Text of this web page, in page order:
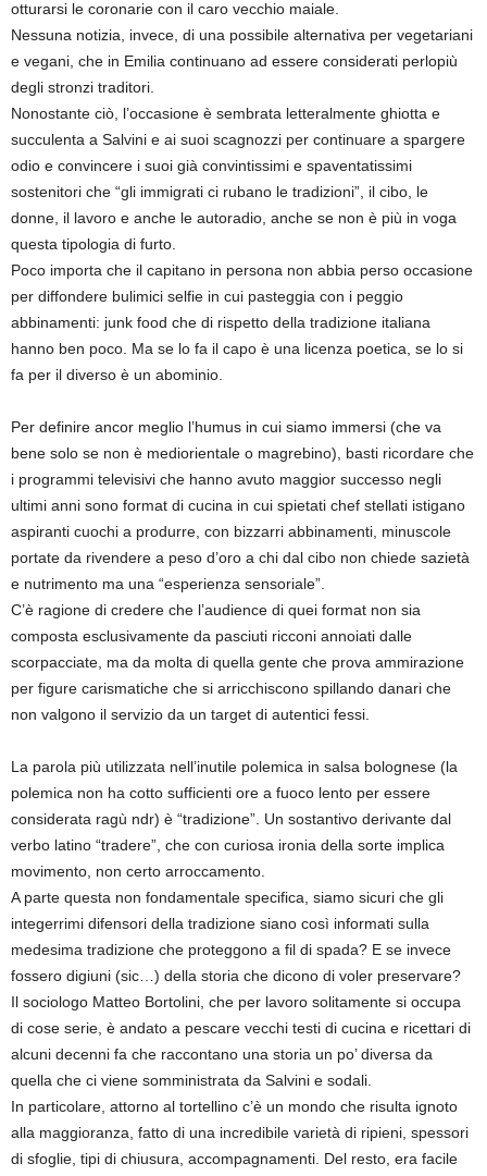
otturarsi le coronarie con il caro vecchio maiale.
Nessuna notizia, invece, di una possibile alternativa per vegetariani
e vegani, che in Emilia continuano ad essere considerati perlopiù
degli stronzi traditori.
Nonostante ciò, l’occasione è sembrata letteralmente ghiotta e
succulenta a Salvini e ai suoi scagnozzi per continuare a spargere
odio e convincere i suoi già convintissimi e spaventatissimi
sostenitori che “gli immigrati ci rubano le tradizioni”, il cibo, le
donne, il lavoro e anche le autoradio, anche se non è più in voga
questa tipologia di furto.
Poco importa che il capitano in persona non abbia perso occasione
per diffondere bulimici selfie in cui pasteggia con i peggio
abbinamenti: junk food che di rispetto della tradizione italiana
hanno ben poco. Ma se lo fa il capo è una licenza poetica, se lo si
fa per il diverso è un abominio.
Per definire ancor meglio l’humus in cui siamo immersi (che va
bene solo se non è mediorientale o magrebino), basti ricordare che
i programmi televisivi che hanno avuto maggior successo negli
ultimi anni sono format di cucina in cui spietati chef stellati istigano
aspiranti cuochi a produrre, con bizzarri abbinamenti, minuscole
portate da rivendere a peso d’oro a chi dal cibo non chiede sazietà
e nutrimento ma una “esperienza sensoriale”.
C’è ragione di credere che l’audience di quei format non sia
composta esclusivamente da pasciuti ricconi annoiati dalle
scorpacciate, ma da molta di quella gente che prova ammirazione
per figure carismatiche che si arricchiscono spillando danari che
non valgono il servizio da un target di autentici fessi.
La parola più utilizzata nell’inutile polemica in salsa bolognese (la
polemica non ha cotto sufficienti ore a fuoco lento per essere
considerata ragù ndr) è “tradizione”. Un sostantivo derivante dal
verbo latino “tradere”, che con curiosa ironia della sorte implica
movimento, non certo arroccamento.
A parte questa non fondamentale specifica, siamo sicuri che gli
integerrimi difensori della tradizione siano così informati sulla
medesima tradizione che proteggono a fil di spada? E se invece
fossero digiuni (sic…) della storia che dicono di voler preservare?
Il sociologo Matteo Bortolini, che per lavoro solitamente si occupa
di cose serie, è andato a pescare vecchi testi di cucina e ricettari di
alcuni decenni fa che raccontano una storia un po’ diversa da
quella che ci viene somministrata da Salvini e sodali.
In particolare, attorno al tortellino c’è un mondo che risulta ignoto
alla maggioranza, fatto di una incredibile varietà di ripieni, spessori
di sfoglie, tipi di chiusura, accompagnamenti. Del resto, era facile